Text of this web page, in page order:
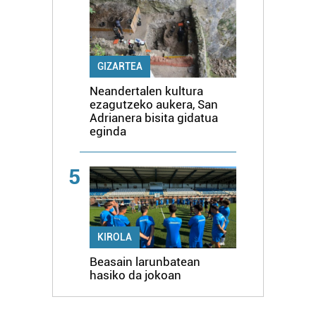
GIZARTEA
Neandertalen kultura
ezagutzeko aukera, San
Adrianera bisita gidatua
eginda
5
KIROLA
Beasain larunbatean
hasiko da jokoan